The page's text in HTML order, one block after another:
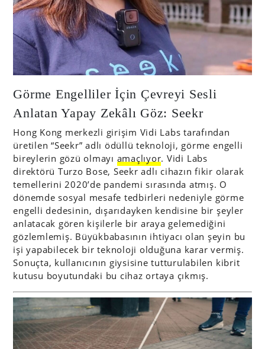
Görme Engelliler İçin Çevreyi Sesli
Anlatan Yapay Zekâlı Göz: Seekr
Hong Kong merkezli girişim Vidi Labs tarafından
üretilen “Seekr” adlı ödüllü teknoloji, görme engelli
bireylerin gözü olmayı amaçlıyor. Vidi Labs
direktörü Turzo Bose, Seekr adlı cihazın fikir olarak
temellerini 2020’de pandemi sırasında atmış. O
dönemde sosyal mesafe tedbirleri nedeniyle görme
engelli dedesinin, dışarıdayken kendisine bir şeyler
anlatacak gören kişilerle bir araya gelemediğini
gözlemlemiş. Büyükbabasının ihtiyacı olan şeyin bu
işi yapabilecek bir teknoloji olduğuna karar vermiş.
Sonuçta, kullanıcının giysisine tutturulabilen kibrit
kutusu boyutundaki bu cihaz ortaya çıkmış.